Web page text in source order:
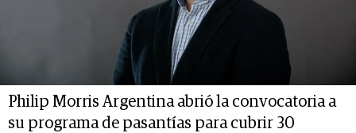
Philip Morris Argentina abrió la convocatoria a
su programa de pasantías para cubrir 30